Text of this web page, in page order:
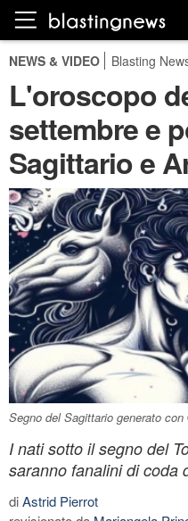
NEWS & VIDEO Blasting
L'oroscopo
settembre e
Sagittario e
Segno del Sagittario generato
I nati sotto il segno del
saranno fanalini di coda
diAstrid Pierrot